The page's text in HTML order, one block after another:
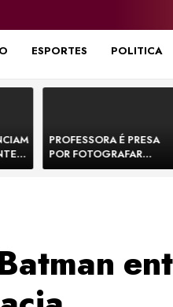
ESPORTES POLITICA
E
PROFESSORA É PRESA
POR FOTOGRAFAR
PARTES ÍNTIMAS DE